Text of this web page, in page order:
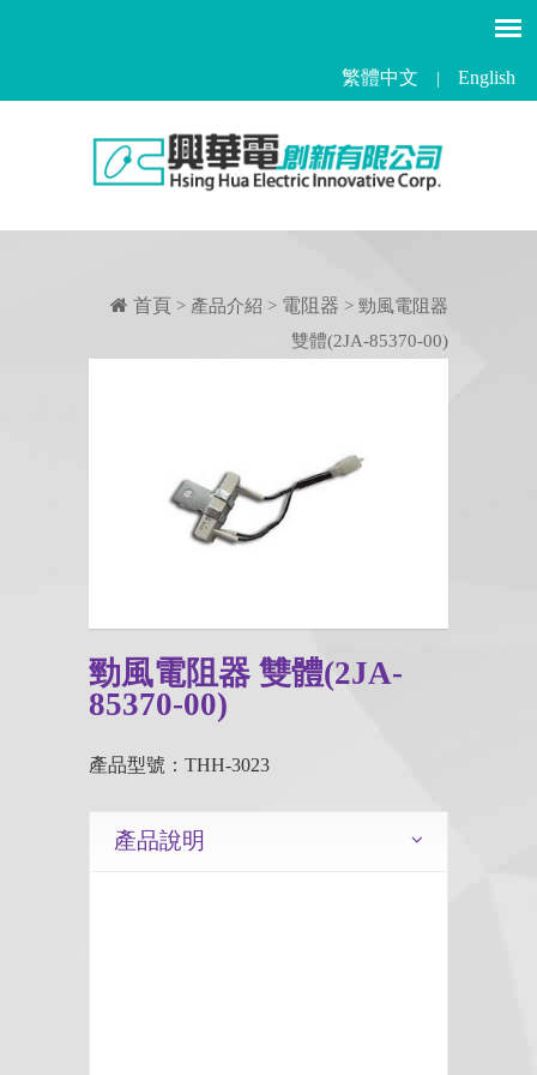
繁體中文 |English
首頁 > 產品介紹 > 電阻器 > 勁風電阻器
雙體(2JA-85370-00)
勁風電阻器 雙體(2JA-
85370-00)
產品型號：THH-3023
產品說明